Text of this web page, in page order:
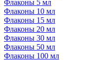
Флаконы 5 мл
Флаконы 10 мл
Флаконы 15 мл
Флаконы 20 мл
Флаконы 30 мл
Флаконы 50 мл
Флаконы 100 мл